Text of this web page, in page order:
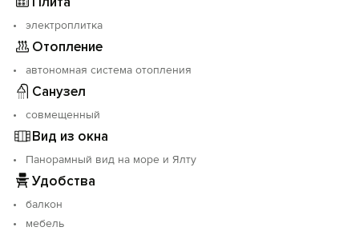
электроплитка
Отопление
автономная система отопления
Санузел
совмещенный
Вид из окна
Панорамный вид на море и Ялту
Удобства
балкон
мебель